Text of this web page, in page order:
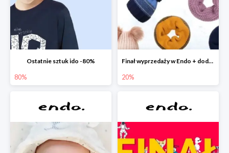
Ostatnie sztuk ido -80%
80%
Finał wyprzedaży w Endo + dodatkowe 2% rabatu
20%